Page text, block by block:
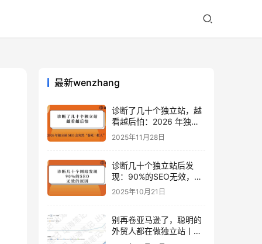
最新wenzhang
诊断了几十个独立站，越
看越后怕：2026 年独立
站 SEO 可能会突然“卷死
一批人”？
2025年11月28日
诊断几十个独立站后发
现：90%的SEO无效，是
因为忽略了这关键一步
2025年10月21日
别再卷亚马逊了，聪明的
外贸人都在做独立站丨出